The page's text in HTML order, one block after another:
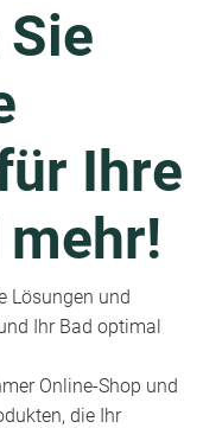
Ihre
Lösungen und
Ihr Bad optimal
Online-Shop und
die Ihr